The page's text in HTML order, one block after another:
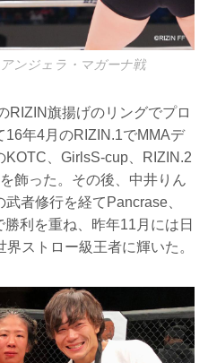
ンジェラ・マガーナ戦
RIZIN旗揚げのリングでプロ
年4月のRIZIN.1でMMAデ
KOTC、GirlsS-cup、RIZIN.2
飾った。その後、中井りん
者修行を経てPancrase、
利を重ね、昨年11月には日
ストロー級王者に輝いた。